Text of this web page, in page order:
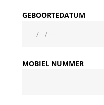
GEBOORTEDATUM
MOBIEL NUMMER